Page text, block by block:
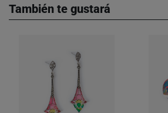
También te gustará